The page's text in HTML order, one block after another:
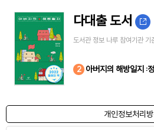
다대출 도서
도서관 정보 나루 참여기관
1
2 아버지의 해방일지 :
3
4
5
6
7
8
9
10
개인정보처리